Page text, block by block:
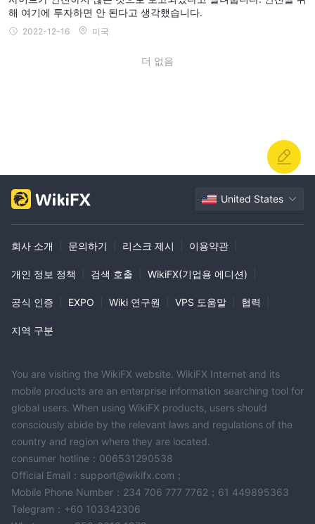
환 브로커몇 가지 잠재적 위험 신호가 있습니다. 광범위한 거래 상
품을 제공하지만 한 가지 유형의 거래 계좌만 있으며 레버리지 수준
커미션, 예금 및 인출에 대한 구체적인 정보가 부족한 것도 문제입니
해 여기에 투자하면 안 된다고 생각했습니다.
2022-12-16 미국
더 없음
United States
회사 소개 문의하기 리스크 제시 이용약관
개인 정보 정책 검색 호출 WikiFX(기업용 에디션)
공식 인증 EXPO Wiki 연구원 VPS 도움말 협력
지역 구분
You are visiting the WikiFX website. WikiFX Internet and its
mobile products are an enterprise information searching tool for
global users. When using WikiFX products, users should
consciously abide by the relevant laws and regulations of the
country and region where they are located.
consumer hotline：006531290538
Official Email：support@wikifx.com；
Mobile Phone Number：234 706 777 7762；61 449895363
Telegram：+60 103342306